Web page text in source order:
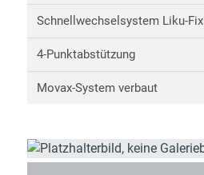
Schnellwechselsystem Liku-Fix
4-Punktabstützung
Movax-System verbaut